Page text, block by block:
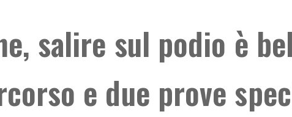
salire sul podio è
e due prove